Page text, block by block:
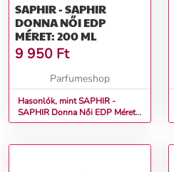
SAPHIR - SAPHIR
DONNA NŐI EDP
MÉRET: 200 ML
9 950 Ft
Parfumeshop
Hasonlók, mint SAPHIR -
SAPHIR Donna Női EDP Méret:
200 ml